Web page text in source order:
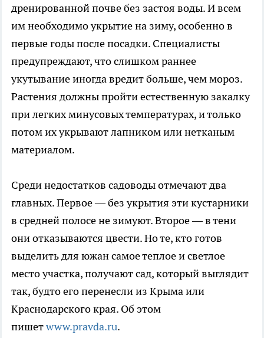
дренированной почве без застоя воды. И всем
им необходимо укрытие на зиму, особенно в
первые годы после посадки. Специалисты
предупреждают, что слишком раннее
укутывание иногда вредит больше, чем мороз.
Растения должны пройти естественную закалку
при легких минусовых температурах, и только
потом их укрывают лапником или нетканым
материалом.
Среди недостатков садоводы отмечают два
главных. Первое — без укрытия эти кустарники
в средней полосе не зимуют. Второе — в тени
они отказываются цвести. Но те, кто готов
выделить для южан самое теплое и светлое
место участка, получают сад, который выглядит
так, будто его перенесли из Крыма или
Краснодарского края. Об этом
пишетwww.pravda.ru.